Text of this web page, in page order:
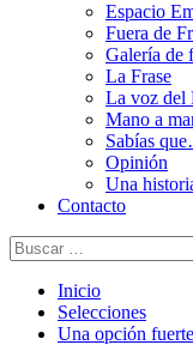
Espacio
Fuera de
Galería de
La Frase
La voz del
Mano a
Sabías
Opinión
Una
Contacto
Buscar:
Inicio
Selecciones
Una opción